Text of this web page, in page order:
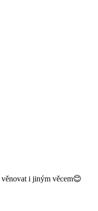
věnovat i jiným věcem😊